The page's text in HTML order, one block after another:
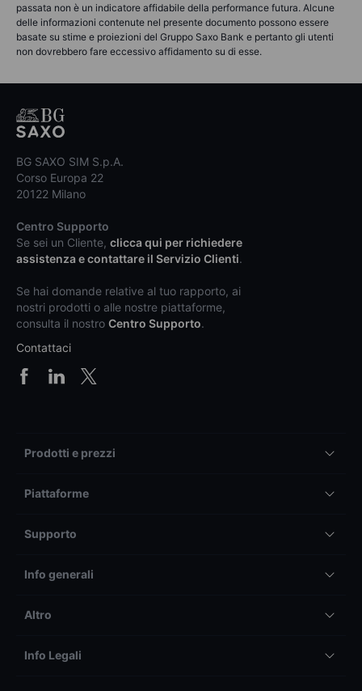
passata non è un indicatore affidabile della performance futura. Alcune
delle informazioni contenute nel presente documento possono essere
basate su stime e proiezioni del Gruppo Saxo Bank e pertanto gli utenti
non dovrebbero fare eccessivo affidamento su di esse.
BG SAXO SIM S.p.A.
Corso Europa 22
20122 Milano
Centro Supporto
Se sei un Cliente, clicca qui per richiedere
assistenza e contattare il Servizio Clienti.
Se hai domande relative al tuo rapporto, ai
nostri prodotti o alle nostre piattaforme,
consulta il nostro Centro Supporto.
Contattaci
Prodotti e prezzi
Piattaforme
Supporto
Info generali
Altro
Info Legali